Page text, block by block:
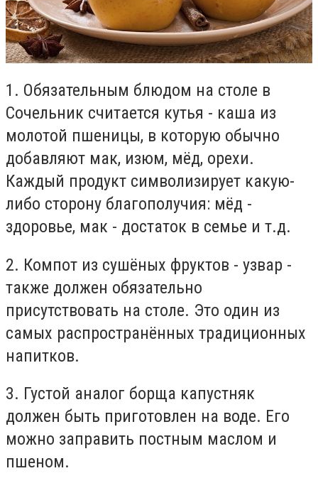
1. Обязательным блюдом на столе в
Сочельник считается кутья - каша из
молотой пшеницы, в которую обычно
добавляют мак, изюм, мёд, орехи.
Каждый продукт символизирует какую-
либо сторону благополучия: мёд -
здоровье, мак - достаток в семье и т.д.
2. Компот из сушёных фруктов - узвар -
также должен обязательно
присутствовать на столе. Это один из
самых распространённых традиционных
напитков.
3. Густой аналог борща капустняк
должен быть приготовлен на воде. Его
можно заправить постным маслом и
пшеном.